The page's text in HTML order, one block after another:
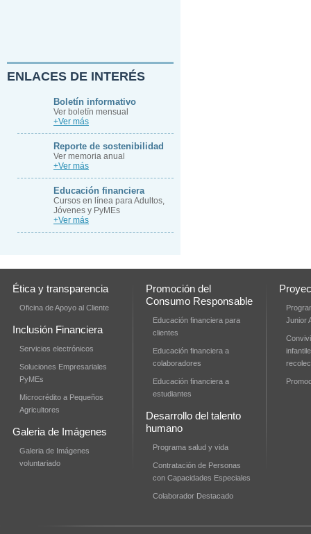
ENLACES DE INTERÉS
Boletín informativo
Ver boletïn mensual
+Ver más
Reporte de sostenibilidad
Ver memoria anual
+Ver más
Educación financiera
Cursos en línea para Adultos,
Jóvenes y PyMEs
+Ver más
Ética y transparencia
Oficina de Apoyo al Cliente
Inclusión Financiera
Servicios electrónicos
Soluciones Empresariales
PyMEs
Microcrédito a Pequeños
Agricultores
Galeria de Imágenes
Galeria de Imágenes
voluntariado
Promoción del
Consumo Responsable
Educación financiera para
clientes
Educación financiera a
colaboradores
Educación financiera a
estudiantes
Desarrollo del talento
humano
Programa salud y vida
Contratación de Personas
con Capacidades Especiales
Colaborador Destacado
Junior